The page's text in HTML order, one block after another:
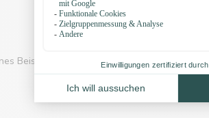
Beispiel unserer Knöpfe und unser Zubehör: